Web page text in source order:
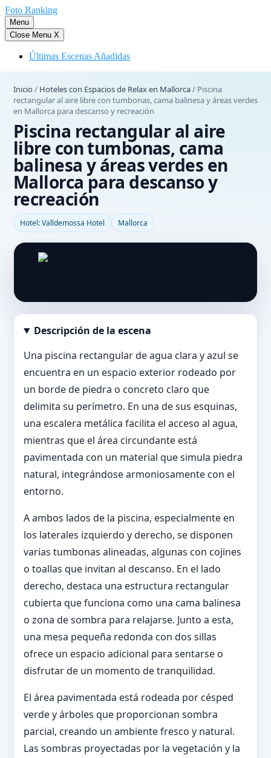
Saltar
al
contenido
Foto Ranking
Menu
Close Menu X
Últimas Escenas Añadidas
Inicio / Hoteles con Espacios de Relax en Mallorca/ Piscina
rectangular al aire libre con tumbonas, cama balinesa y áreas verdes
en Mallorca para descanso y recreación
Piscina rectangular al aire
libre con tumbonas, cama
balinesa y áreas verdes en
Mallorca para descanso y
recreación
Hotel: Valldemossa Hotel Mallorca
Abrir imagen en tamaño completo
Descripción de la escena
Una piscina rectangular de agua clara y azul se
encuentra en un espacio exterior rodeado por
un borde de piedra o concreto claro que
delimita su perímetro. En una de sus esquinas,
una escalera metálica facilita el acceso al agua,
mientras que el área circundante está
pavimentada con un material que simula piedra
natural, integrándose armoniosamente con el
entorno.
A ambos lados de la piscina, especialmente en
los laterales izquierdo y derecho, se disponen
varias tumbonas alineadas, algunas con cojines
o toallas que invitan al descanso. En el lado
derecho, destaca una estructura rectangular
cubierta que funciona como una cama balinesa
o zona de sombra para relajarse. Junto a esta,
una mesa pequeña redonda con dos sillas
ofrece un espacio adicional para sentarse o
disfrutar de un momento de tranquilidad.
El área pavimentada está rodeada por césped
verde y árboles que proporcionan sombra
parcial, creando un ambiente fresco y natural.
Las sombras proyectadas por la vegetación y la